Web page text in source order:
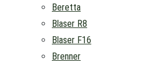
Beretta
Blaser R8
Blaser F16
Brenner